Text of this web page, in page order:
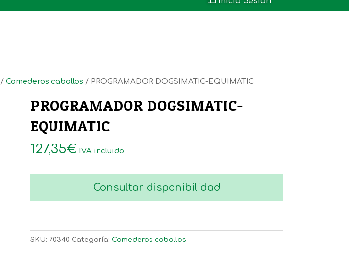
/Comederos caballos / PROGRAMADOR DOGSIMATIC-EQUIMATIC
PROGRAMADOR DOGSIMATIC-
EQUIMATIC
127,35€ IVA incluido
Consultar disponibilidad
SKU: 70340 Categoría: Comederos caballos